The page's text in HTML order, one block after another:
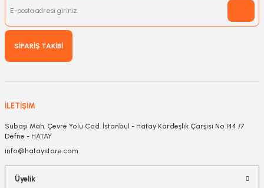
SİPARİŞ TAKİBİ
İLETİŞİM
Subaşı Mah. Çevre Yolu Cad. İstanbul - Hatay Kardeşlik Çarşısı No 144 /7
Defne - HATAY
info@hataystore.com
Üyelik